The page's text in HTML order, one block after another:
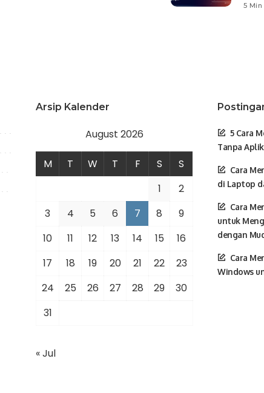
5 Min
Arsip Kalender
August 2026
M T W T F S
S
1
2
3
4 5 6 7 8
9
10
11 12 13 14 15
16
17
18 19 20 21 22
23
24
25 26 27 28 29
30
31
« Jul
5 Cara
Tanpa
Cara
di Laptop
Cara
untuk
dengan
Cara
Windows